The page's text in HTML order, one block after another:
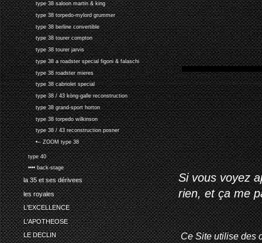
type 38 saloon martin & king
type 38 torpedo-mylord grummer
type 38 berline convertible
type 38 tourer compton
type 38 tourer jarvis
type 38 a roadster special figoni & falaschi
type 38 roadster mieres
type 38 cabriolet special
type 38 / 43 köng-galle reconstruction
type 38 grand-sport horton
type 38 torpedo wilkinson
type 38 / 43 reconstruction posner
•-- ZOOM type 38
type 40
•••• back-stage
la 35 et ses dérivees
les royales
L'EXCELLENCE
L'APOTHEOSE
LE DECLIN
Si vous voyez
rien, et ça me
Ce Site utilise des